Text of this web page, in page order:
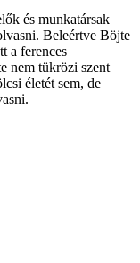
és munkatársak
Beleértve Böjte
a ferences
nem tükrözi szent
életét sem, de